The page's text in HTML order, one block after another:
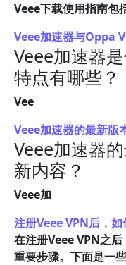
Veee下载使用指南包
Veee加速器与Oppa
Veee加速器
特点有哪些？
Vee
Veee加速器的最新版
Veee加速器
新内容？
Veee加
注册Veee VPN后，如
在注册Veee VPN之
重要步骤。下面是一